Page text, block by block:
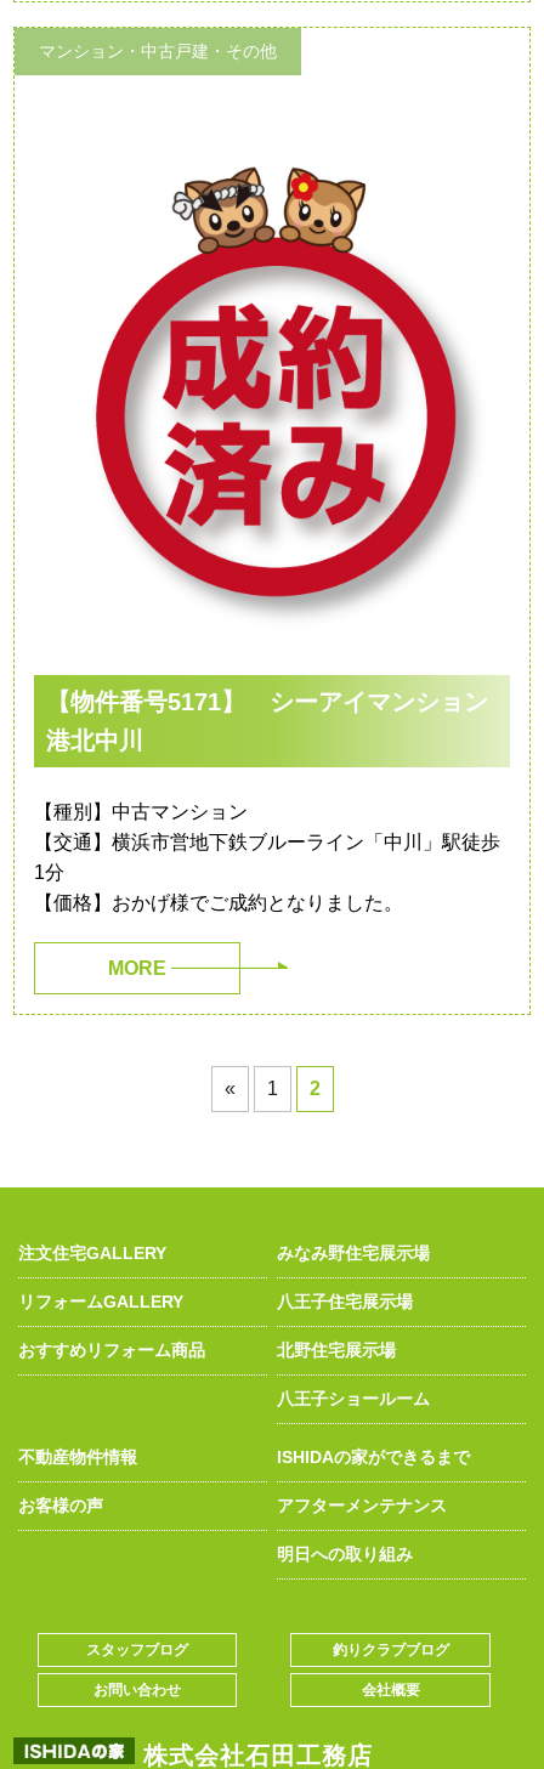
マンション・中古戸建・その他
【物件番号5171】 シーアイマンション
港北中川
【種別】中古マンション
【交通】横浜市営地下鉄ブルーライン「中川」駅徒歩
1分
【価格】おかげ様でご成約となりました。
MORE
« 1 2
注文住宅GALLERY
リフォームGALLERY
おすすめリフォーム商品
みなみ野住宅展示場
八王子住宅展示場
北野住宅展示場
八王子ショールーム
不動産物件情報
お客様の声
ISHIDAの家ができるまで
アフターメンテナンス
明日への取り組み
株式会社石田工務店
スタッフブログ 釣りクラブブログ
お問い合わせ 会社概要